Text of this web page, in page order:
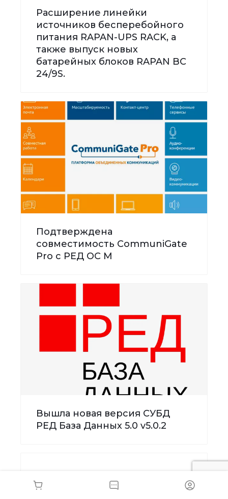
Расширение линейки
источников бесперебойного
питания RAPAN-UPS RACK, а
также выпуск новых
батарейных блоков RAPAN BC
24/9S.
Подтверждена
совместимость CommuniGate
Pro с РЕД ОС М
Вышла новая версия СУБД
РЕД База Данных 5.0 v5.0.2